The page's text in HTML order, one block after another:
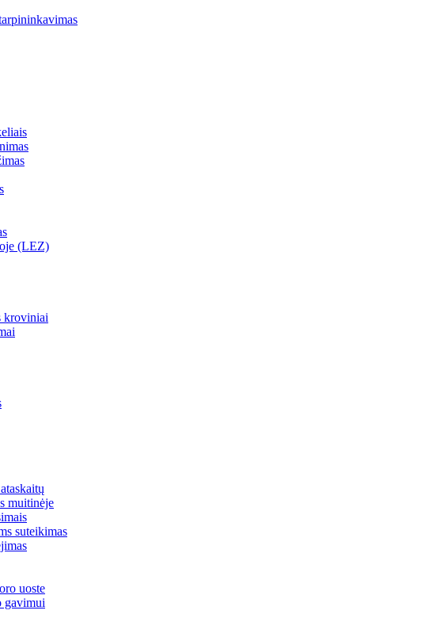
(LEZ)
kroviniai
muitinėje
suteikimas
uoste
gavimui